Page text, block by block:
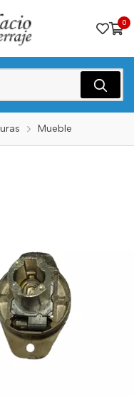
0
Mueble